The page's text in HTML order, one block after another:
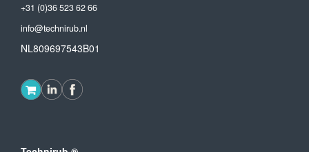
+31 (0)36 523 62 66
info@technirub.nl
NL809697543B01